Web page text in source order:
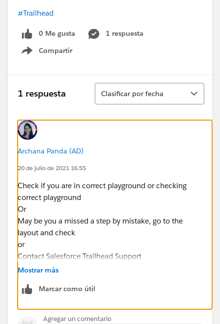
#Trailhead
0 Me gusta
1 respuesta
Compartir
Show menu
1 respuesta
Ordenar
Clasificar por fecha
Archana Panda (AD)
20 de julio de 2021 16:55
Check if you are in correct playground or checking
correct playground
Or
May be you a missed a step by mistake, go to the
layout and check
or
Contact Salesforce Trailhead Support
Mostrar más
Marcar como útil
Agregar un comentario